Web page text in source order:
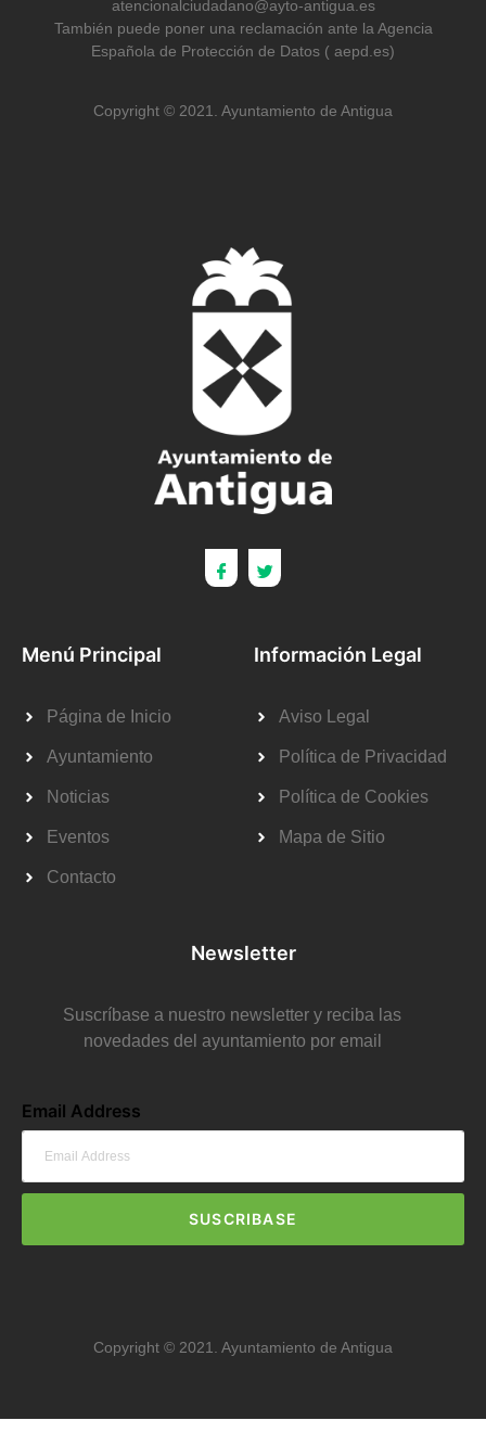
atencionalciudadano@ayto-antigua.es
También puede poner una reclamación ante la Agencia
Española de Protección de Datos ( aepd.es)
Copyright © 2021. Ayuntamiento de Antigua
Menú Principal
Página de Inicio
Ayuntamiento
Noticias
Eventos
Contacto
Información Legal
Aviso Legal
Política de Privacidad
Política de Cookies
Mapa de Sitio
Newsletter
Suscríbase a nuestro newsletter y reciba las
novedades del ayuntamiento por email
Email Address
SUSCRIBASE
Copyright © 2021. Ayuntamiento de Antigua